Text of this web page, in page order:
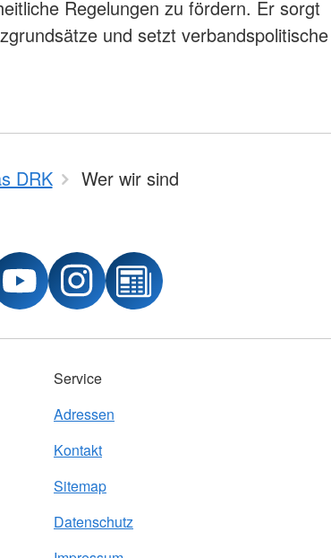
Regelungen zu fördern. Er sorgt
und setzt verbandspolitische
DRK Wer wir sind
Service
Adressen
Kontakt
Sitemap
Datenschutz